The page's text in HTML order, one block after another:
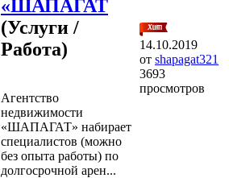
«ШАПАГАТ
(Услуги /
Работа)
Агентство
недвижимости
«ШАПАГАТ» набирает
специалистов (можно
без опыта работы) по
долгосрочной арен...
14.10.2019
от shapagat321
3693
просмотров